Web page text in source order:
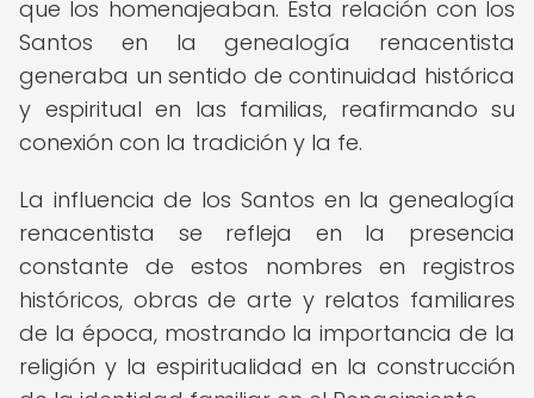
que los homenajeaban. Esta relación con los
Santos en la genealogía renacentista
generaba un sentido de continuidad histórica
y espiritual en las familias, reafirmando su
conexión con la tradición y la fe.
La influencia de los Santos en la genealogía
renacentista se refleja en la presencia
constante de estos nombres en registros
históricos, obras de arte y relatos familiares
de la época, mostrando la importancia de la
religión y la espiritualidad en la construcción